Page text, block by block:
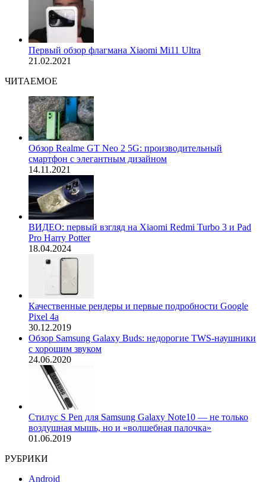
Первый обзор флагмана Xiaomi Mi11 Ultra
21.02.2021
ЧИТАЕМОЕ
Обзор Realme GT Neo 2 5G: производительный
смартфон с элегантным дизайном
14.11.2021
ВИДЕО: первый взгляд на Xiaomi Redmi Turbo 3 и Pad
Pro Harry Potter
18.04.2024
Качественные рендеры и первые подробности Google
Pixel 4a
30.12.2019
Обзор Samsung Galaxy Buds: недорогие TWS-наушники
с хорошим звуком
24.06.2020
Стилус S Pen для Samsung Galaxy Note10 — не только
воздушная мышь, но и «волшебная палочка»
01.06.2019
РУБРИКИ
Android